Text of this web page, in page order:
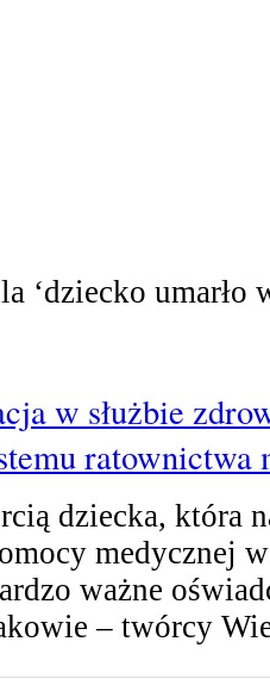
‘dziecko umarło
w służbie
ratownictwa
dziecka, która
medycznej
ważne
– twórcy